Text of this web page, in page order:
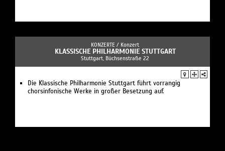
KONZERTE / Konzert
KLASSISCHE PHILHARMONIE STUTTGART
Stuttgart, Büchsenstraße 22
Die Klassische Philharmonie Stuttgart führt vorrangig
chorsinfonische Werke in großer Besetzung auf.